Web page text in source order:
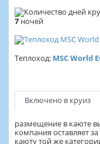
7 ночей
Теплоход: MSC World
Включено в круиз
размещение в каюте
компания оставляет
каюту той же